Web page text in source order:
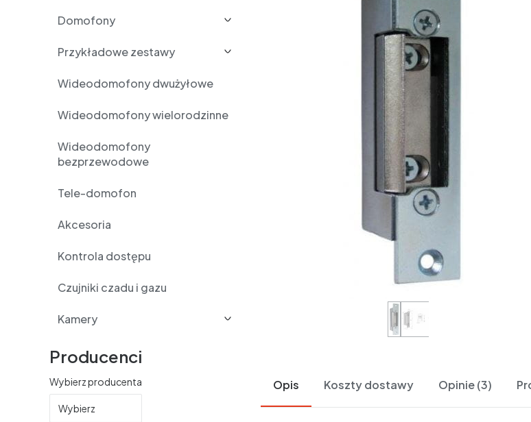
Domofony
Przykładowe zestawy
Wideodomofony dwużyłowe
Wideodomofony wielorodzinne
Wideodomofony
bezprzewodowe
Tele-domofon
Akcesoria
Kontrola dostępu
Czujniki czadu i gazu
Kamery
Producenci
Wybierz producenta
Wybierz
Opis Koszty dostawy Opinie (3)